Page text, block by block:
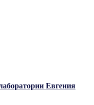
Евгения